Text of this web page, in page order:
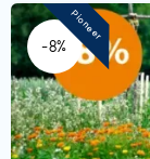
-8%
Pioneer